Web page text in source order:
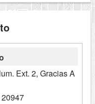
Ext. 2, Gracias A